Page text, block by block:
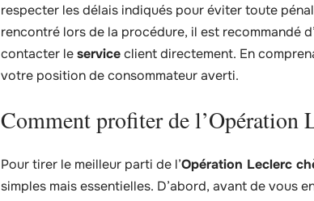
respecter les délais indiqués pour éviter toute
rencontré lors de la procédure, il est recommandé
contacter leserviceclient directement. En
votre position de consommateur averti.
Comment profiter de l’Opération
Pour tirer le meilleur parti de l’Opération Leclerc
simples mais essentielles. D’abord, avant de vous